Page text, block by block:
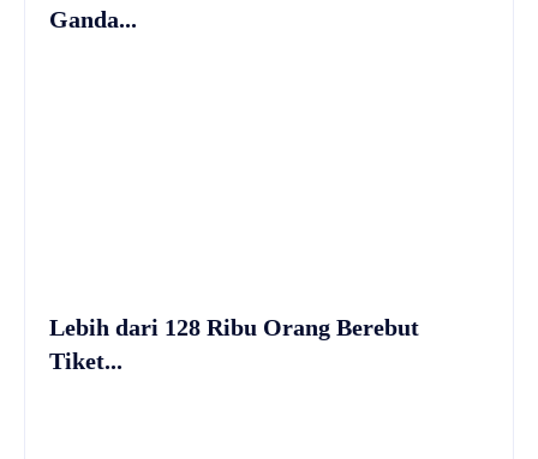
Ganda...
Lebih dari 128 Ribu Orang Berebut
Tiket...